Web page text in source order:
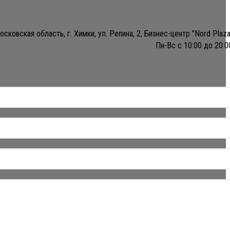
область, г. Химки, ул. Репина, 2, Бизнес-центр "Nord
Пн-Вс с 10:00 до